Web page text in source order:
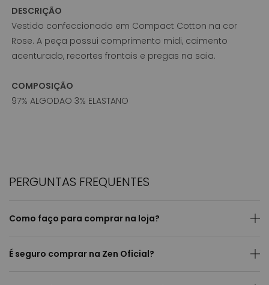
DESCRIÇÃO
Vestido confeccionado em Compact Cotton na cor
Rose. A peça possui comprimento midi, caimento
acenturado, recortes frontais e pregas na saia.
COMPOSIÇÃO
97% ALGODAO 3% ELASTANO
PERGUNTAS FREQUENTES
Como faço para comprar na loja?
É seguro comprar na Zen Oficial?